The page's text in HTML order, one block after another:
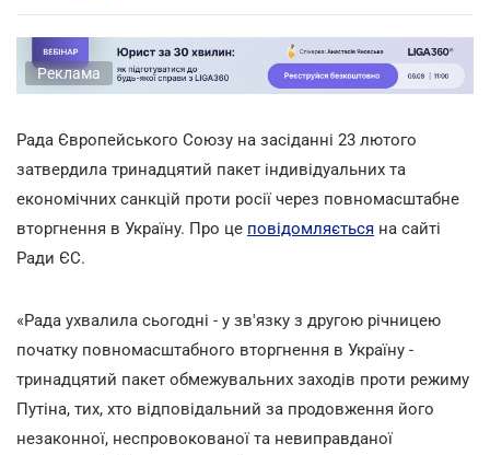
Реклама
Рада Європейського Союзу на засіданні 23 лютого
затвердила тринадцятий пакет індивідуальних та
економічних санкцій проти росії через повномасштабне
вторгнення в Україну. Про це повідомляється на сайті
Ради ЄС.
«Рада ухвалила сьогодні - у зв'язку з другою річницею
початку повномасштабного вторгнення в Україну -
тринадцятий пакет обмежувальних заходів проти режиму
Путіна, тих, хто відповідальний за продовження його
незаконної, неспровокованої та невиправданої